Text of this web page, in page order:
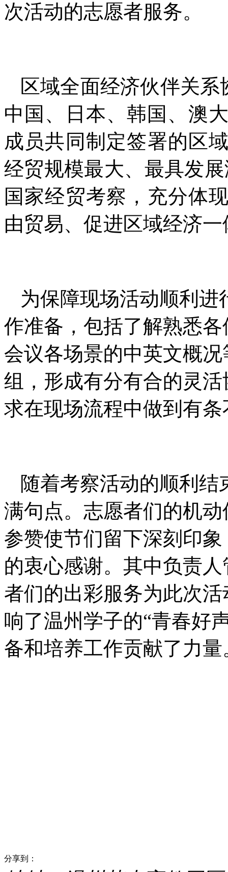
次活动的志愿者服务。
区域全面经济伙伴关系
中国、日本、韩国、澳
成员共同制定签署的区
经贸规模最大、最具发
国家经贸考察，充分体
由贸易、促进区域经济
为保障现场活动顺利
作准备，包括了解熟悉
会议各场景的中英文概
组，形成有分有合的灵
求在现场流程中做到有
随着考察活动的顺利
满句点。志愿者们的机
参赞使节们留下深刻印
的衷心感谢。其中负责
者们的出彩服务为此次
响了温州学子的“青春好
备和培养工作贡献了力量
分享到：